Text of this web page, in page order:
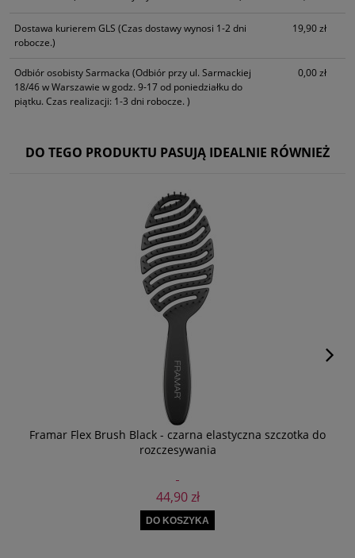
Dostawa kurierem GLS (Czas dostawy wynosi 1-2 dni
robocze.)
19,90 zł
Odbiór osobisty Sarmacka (Odbiór przy ul. Sarmackiej
18/46 w Warszawie w godz. 9-17 od poniedziałku do
piątku. Czas realizacji: 1-3 dni robocze. )
0,00 zł
DO TEGO PRODUKTU PASUJĄ IDEALNIE RÓWNIEŻ
Framar Flex Brush Black - czarna elastyczna szczotka do
rozczesywania
44,90 zł
DO KOSZYKA